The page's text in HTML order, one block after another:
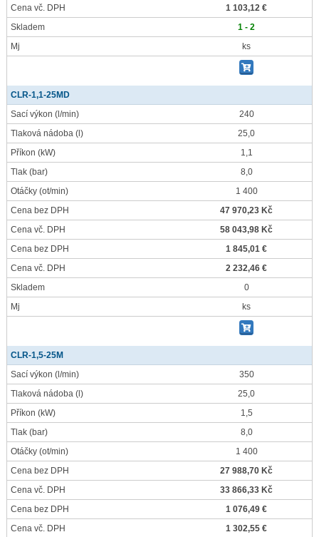
Cena vč. DPH
1 103,12 €
Skladem
1 - 2
Mj
ks
CLR-1,1-25MD
Sací výkon (l/min)
240
Tlaková nádoba (l)
25,0
Příkon (kW)
1,1
Tlak (bar)
8,0
Otáčky (ot/min)
1 400
Cena bez DPH
47 970,23 Kč
Cena vč. DPH
58 043,98 Kč
Cena bez DPH
1 845,01 €
Cena vč. DPH
2 232,46 €
Skladem
0
Mj
ks
CLR-1,5-25M
Sací výkon (l/min)
350
Tlaková nádoba (l)
25,0
Příkon (kW)
1,5
Tlak (bar)
8,0
Otáčky (ot/min)
1 400
Cena bez DPH
27 988,70 Kč
Cena vč. DPH
33 866,33 Kč
Cena bez DPH
1 076,49 €
Cena vč. DPH
1 302,55 €